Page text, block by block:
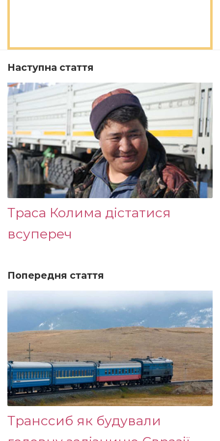
Наступна стаття
Траса Колима дістатися
всупереч
Попередня стаття
Транссиб як будували